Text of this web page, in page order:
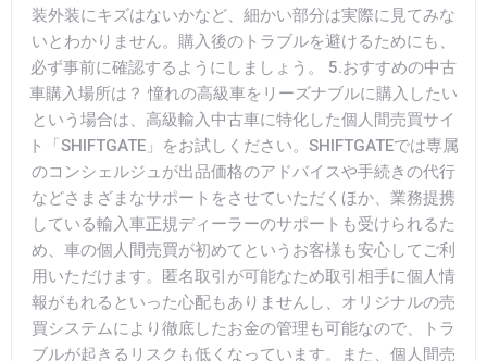
装外装にキズはないかなど、細かい部分は実際に見てみな
いとわかりません。購入後のトラブルを避けるためにも、
必ず事前に確認するようにしましょう。 5.おすすめの中古
車購入場所は？ 憧れの高級車をリーズナブルに購入したい
という場合は、高級輸入中古車に特化した個人間売買サイ
ト「SHIFTGATE」をお試しください。SHIFTGATEでは専属
のコンシェルジュが出品価格のアドバイスや手続きの代行
などさまざまなサポートをさせていただくほか、業務提携
している輸入車正規ディーラーのサポートも受けられるた
め、車の個人間売買が初めてというお客様も安心してご利
用いただけます。匿名取引が可能なため取引相手に個人情
報がもれるといった心配もありませんし、オリジナルの売
買システムにより徹底したお金の管理も可能なので、トラ
ブルが起きるリスクも低くなっています。また、個人間売